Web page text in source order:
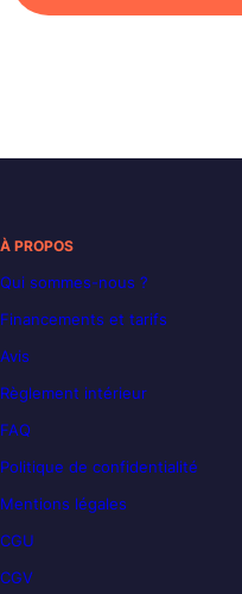
À PROPOS
Qui sommes-nous ?
Financements et tarifs
Avis
Règlement intérieur
FAQ
Politique de confidentialité
Mentions légales
CGU
CGV